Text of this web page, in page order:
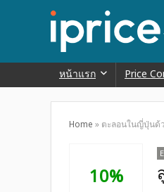
หน้าแรก Price
Home » ตะลอนในญี่ปุ่นด้
10%